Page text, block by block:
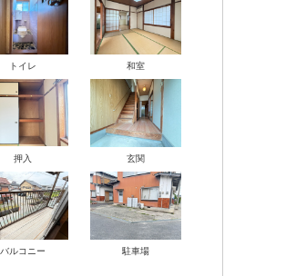
トイレ 和室
押入 玄関
バルコニー 駐車場